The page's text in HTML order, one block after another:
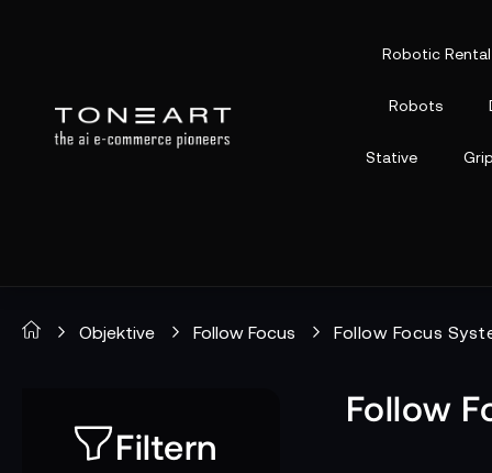
Robotic Rental
Robots
Stative
Objektive Follow Focus Follow Focus
Follow
Filtern